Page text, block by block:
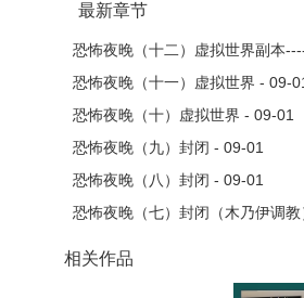
最新章节
恐怖夜晚（十二）虚拟世界副本
恐怖夜晚（十一）虚拟世界 - 09-
恐怖夜晚（十）虚拟世界 - 09-01
恐怖夜晚（九）封闭 - 09-01
恐怖夜晚（八）封闭 - 09-01
恐怖夜晚（七）封闭（木乃伊调教
相关作品